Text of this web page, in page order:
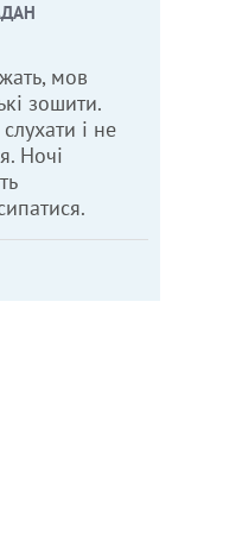
мов
зошити.
і не
Ночі